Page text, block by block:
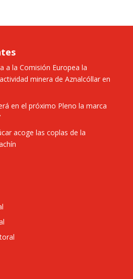
a la Comisión Europea la
minera de Aznalcóllar en
en el próximo Pleno la marca
acoge las coplas de la